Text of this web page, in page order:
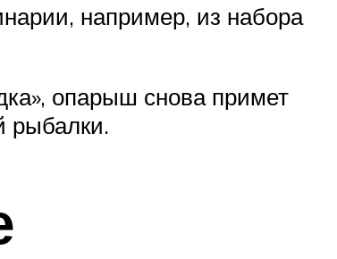
например, из набора
опарыш снова примет
рыбалки.